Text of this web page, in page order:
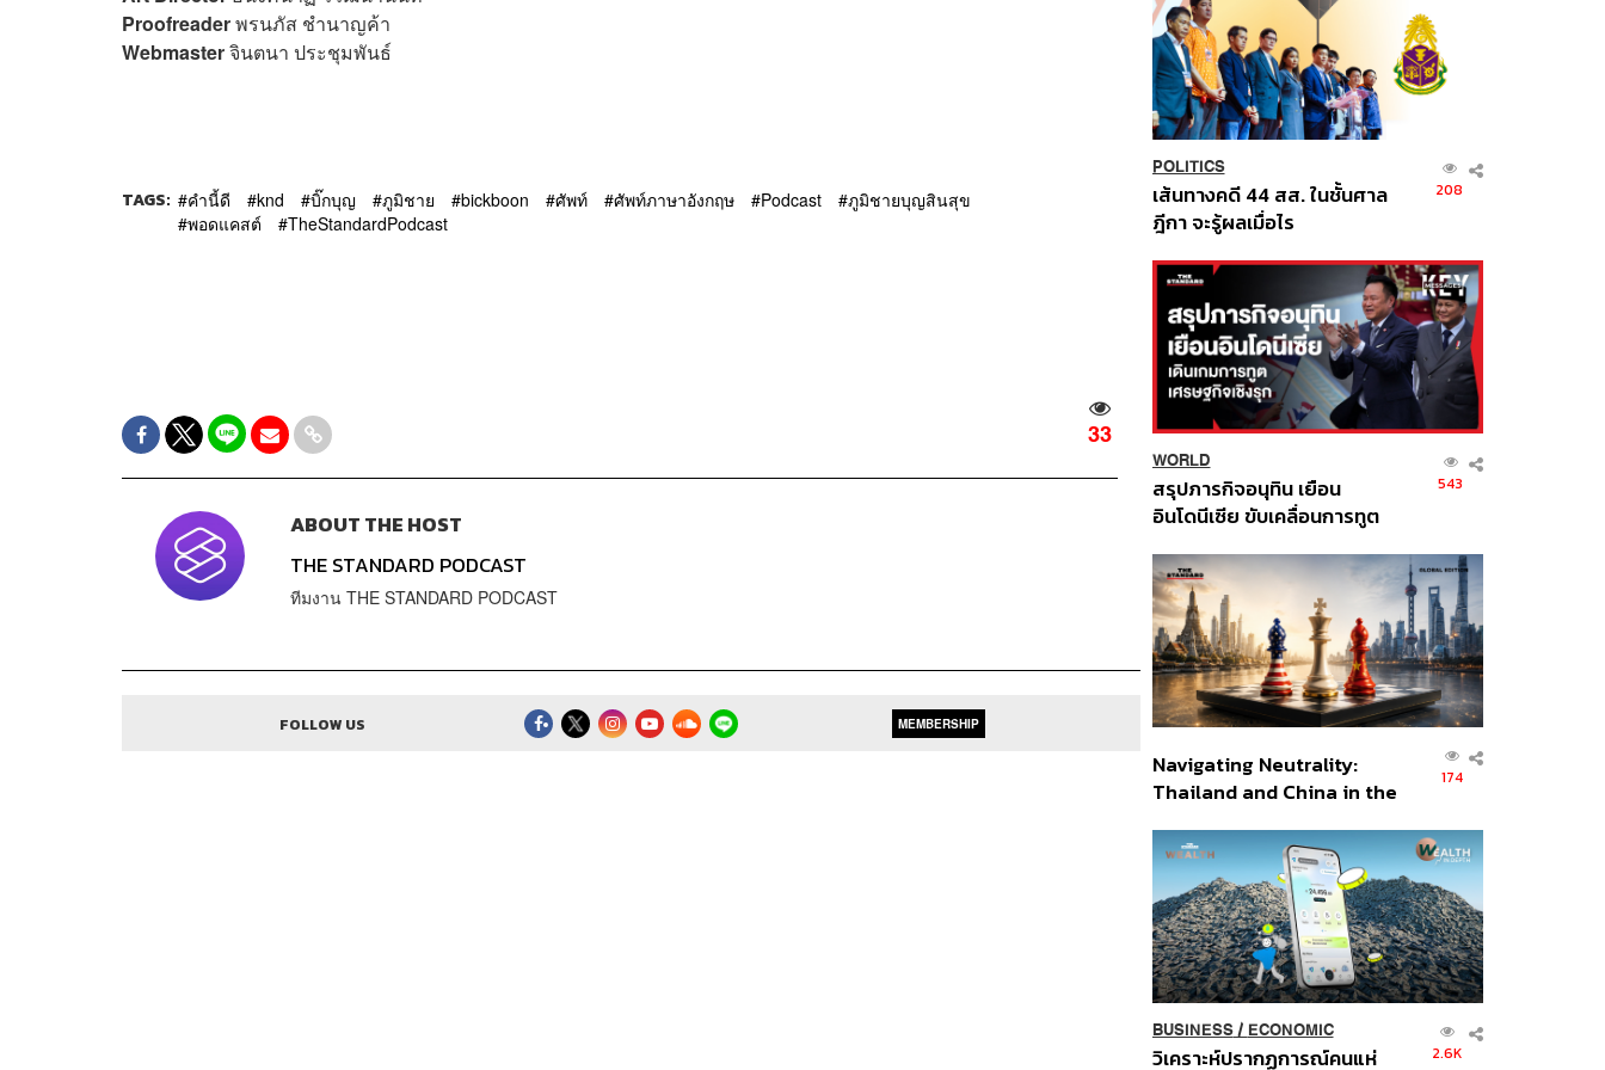
Proofreaderพรนภัส ชำนาญค้า
Webmasterจินตนา ประชุมพันธ์
TAGS: คำนี้ดี knd บิ๊กบุญ ภูมิชาย bickboon ศัพท์ ศัพท์ภาษาอังกฤษ Podcast
ภูมิชายบุญสินสุข
พอดแคสต์
TheStandardPodcast
33
ABOUT THE HOST
THE STANDARD PODCAST
ทีมงาน THE STANDARD PODCAST
FOLLOW US MEMBERSHIP
POLITICS
เส้นทางคดี 44 สส. ในชั้นศาล
ฎีกา จะรู้ผลเมื่อไร
208
WORLD
สรุปภารกิจอนุทิน เยือน
อินโดนีเซีย ขับเคลื่อนการทูต
ส่วนยุทธศาสตร์ไทย –
อินโดนีเซีย
543
Navigating Neutrality:
Thailand and China in the
Order
174
BUSINESS/ ECONOMIC
วิเคราะห์ปรากฏการณ์คนแห่ 2.6K